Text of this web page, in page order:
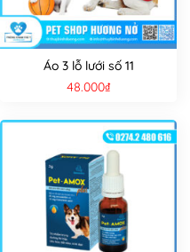
Áo 3 lỗ lưới số 11
48.000₫